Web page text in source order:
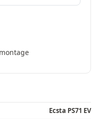
Ecsta PS71 EV